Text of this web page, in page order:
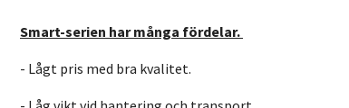
Smart-serien har många fördelar.
- Lågt pris med bra kvalitet.